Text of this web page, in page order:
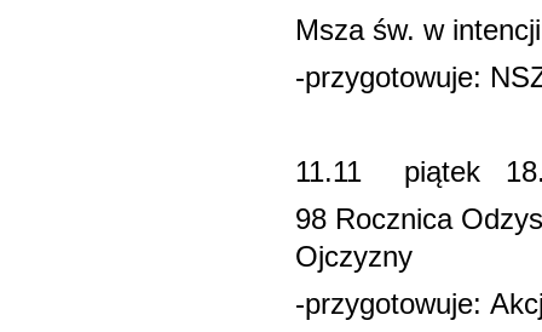
Msza św. w
-przygotowuje:
11.11 piątek
98 Rocznica
Ojczyzny
-przygotowuje: